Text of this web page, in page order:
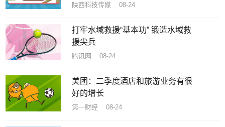
陕西科技传媒 08-24
打牢水域救援“基本功” 锻造水域救
援尖兵
腾讯网 08-24
美团：二季度酒店和旅游业务有很
好的增长
第一财经 08-24